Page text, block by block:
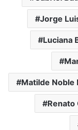
Jorge
Luciana
Matilde Noble
Renato